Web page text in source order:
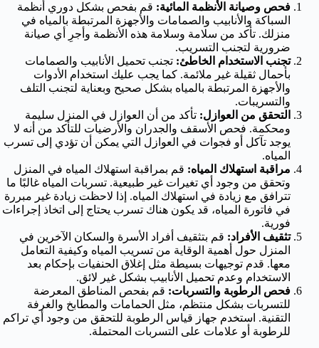
فحص وصيانة الأنظمة المائية: قم بفحص بشكل دوري أنظمة
السباكة والأنابيب والصمامات والأجهزة المرتبطة بالمياه في
منزلك. تأكد من سلامة وسلامة هذه الأنظمة وأجرِ أي صيانة
ضرورية لتجنب التسريب.
تجنب الاستخدام الخاطئ: تجنب تحميل الأنابيب والصمامات
بأحمال ثقيلة غير ملائمة. كما يجب عليك استخدام الأدوات
والأجهزة المرتبطة بالمياه بشكل صحيح وبعناية لتجنب التلف
والتسريبات.
التحقق من العوازل: تأكد من أن العوازل في المنزل سليمة
ومحكمة. فحص الأسقف والجدران والأرضيات للتأكد من أنه لا
يوجد تآكل أو فجوات في العوازل التي يمكن أن تؤدي إلى تسرب
المياه.
مراقبة استهلاك المياه: قم بمراقبة استهلاك المياه في المنزل
وتحقق من وجود أي تغيرات غير طبيعية. تسربات المياه غالبًا ما
تترافق مع زيادة في استهلاك المياه. إذا لاحظت زيادة غير مبررة
في فاتورة المياه، قد يكون هناك تسرب يحتاج إلى اتخاذ إجراءات
فورية.
تثقيف الأفراد: قم بتثقيف أفراد الأسرة والسكان الآخرين في
المنزل حول أهمية الوقاية من تسريب المياه وكيفية التعامل
معها. قدم توجيهات بسيطة مثل إغلاق الحنفيات بإحكام بعد
الاستخدام وعدم تحميل الأنابيب بشكل غير لائق.
فحص الرطوبة والتسربات: قم بفحص المناطق المعرضة
للتسربات بشكل منتظم، مثل الحمامات والمطابخ والغرفة
التقنية. استخدم جهاز قياس الرطوبة للتحقق من وجود أي تراكم
للرطوبة أو علامات على التسربات المحتملة.